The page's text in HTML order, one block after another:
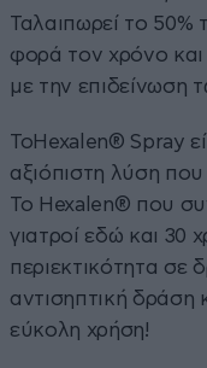
Ταλαιπωρεί το 50%
φορά τον χρόνο και
με την επιδείνωση
ToHexalen® Spray
αξιόπιστη λύση που
Το Hexalen® που
γιατροί εδώ και 30
περιεκτικότητα σε
αντισηπτική δράση
εύκολη χρήση!